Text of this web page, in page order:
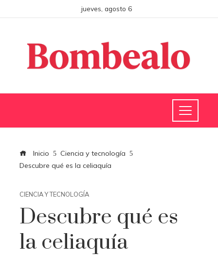
jueves, agosto 6
Inicio
Ciencia y tecnología
Descubre qué es la celiaquía
CIENCIA Y TECNOLOGÍA
Descubre qué es
la celiaquía